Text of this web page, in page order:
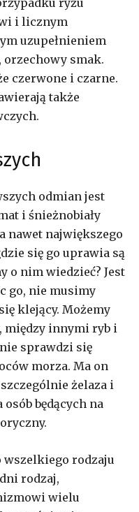
i licznym
uzupełnieniem
orzechowy smak.
czerwone i czarne.
także
odmian jest
i śnieżnobiały
nawet największego
się go uprawia są
o nim wiedzieć? Jest
go, nie musimy
klejący. Możemy
między innymi ryb i
sprawdzi się
morza. Ma on
żelaza i
będących na
wszelkiego rodzaju
rodzaj,
wielu